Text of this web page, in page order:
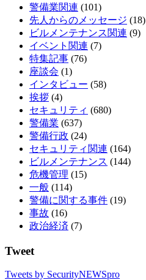
警備業関連 (101)
先人からのメッセージ (18)
ビルメンテナンス関連 (9)
イベント関連 (7)
特集記事 (76)
座談会 (1)
インタビュー (58)
挨拶 (4)
セキュリティ (680)
警備業 (637)
警備行政 (24)
セキュリティ関連 (164)
ビルメンテナンス (144)
危機管理 (15)
一般 (114)
警備に関する事件 (19)
事故 (16)
政治経済 (7)
Tweet
Tweets by SecurityNEWSpro